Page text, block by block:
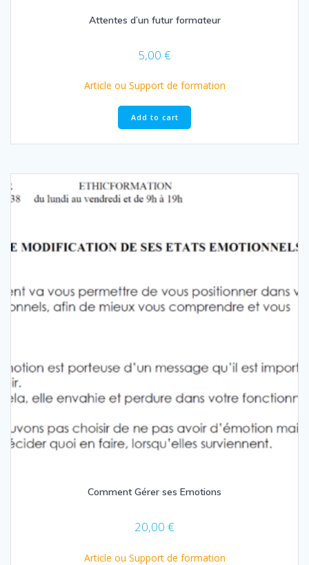
Attentes d’un futur formateur
5,00 €
Article ou Support de formation
Add to cart
Comment Gérer ses Emotions
20,00 €
Article ou Support de formation